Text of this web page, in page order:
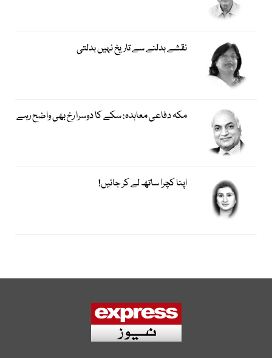
نقشے بدلنے سے تاریخ نہیں بدلتی
مکہ دفاعی معاہدہ: سکے کا دوسرا رخ بھی واضح رہے
اپنا کچرا ساتھ لے کر جائیں!